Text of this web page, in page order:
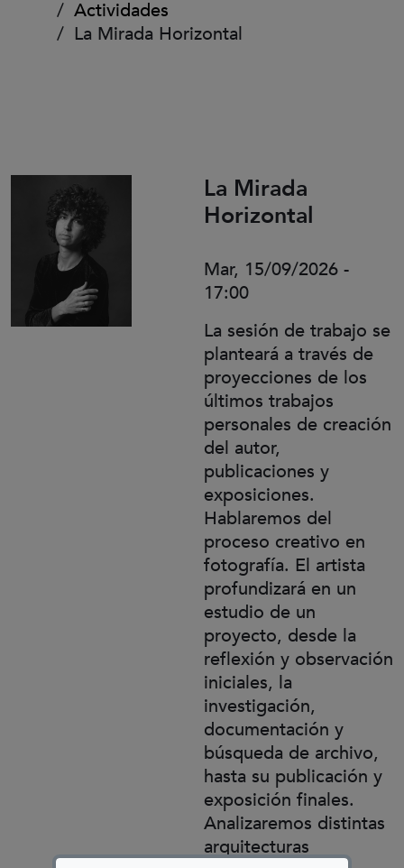
Actividades
La Mirada Horizontal
La Mirada
Horizontal
Mar, 15/09/2026 -
17:00
La sesión de trabajo se
planteará a través de
proyecciones de los
últimos trabajos
personales de creación
del autor,
publicaciones y
exposiciones.
Hablaremos del
proceso creativo en
fotografía. El artista
profundizará en un
estudio de un
proyecto, desde la
reflexión y observación
iniciales, la
investigación,
documentación y
búsqueda de archivo,
hasta su publicación y
exposición finales.
Analizaremos distintas
arquitecturas